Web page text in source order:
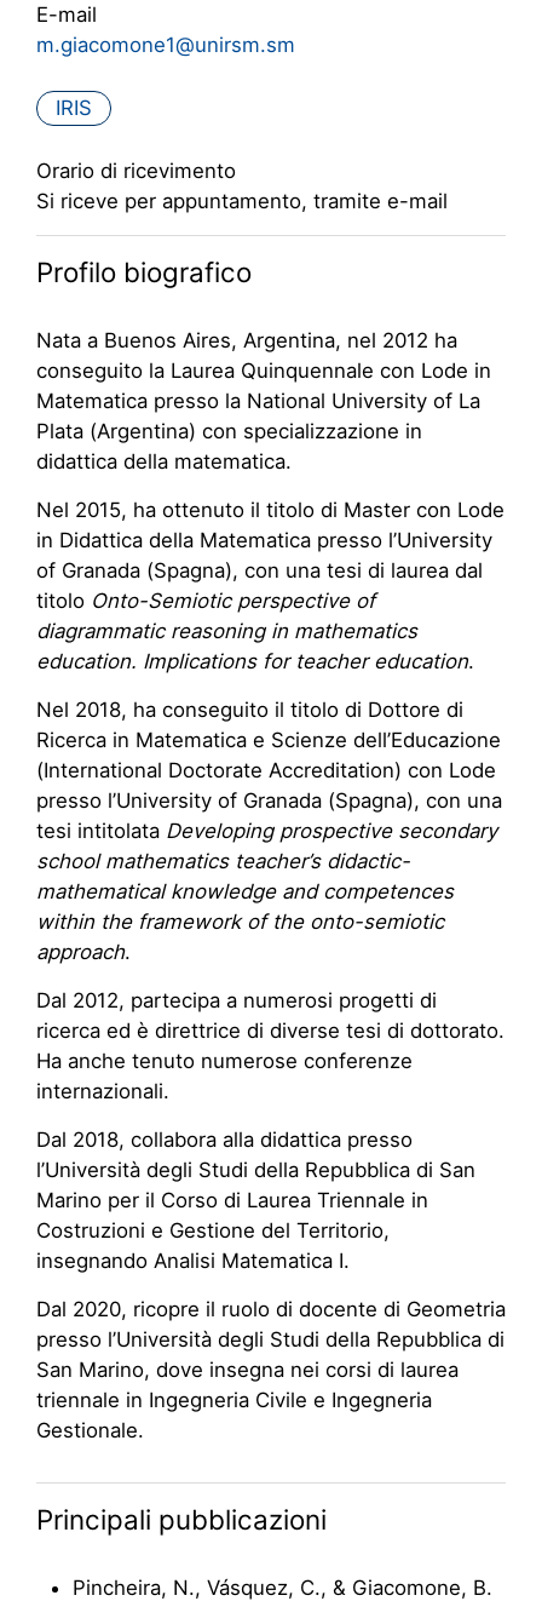
E-mail
m.giacomone1@unirsm.sm
IRIS
Orario di ricevimento
Si riceve per appuntamento, tramite e-mail
Profilo biografico
Nata a Buenos Aires, Argentina, nel 2012 ha
conseguito la Laurea Quinquennale con Lode in
Matematica presso la National University of La
Plata (Argentina) con specializzazione in
didattica della matematica.
Nel 2015, ha ottenuto il titolo di Master con Lode
in Didattica della Matematica presso l’University
of Granada (Spagna), con una tesi di laurea dal
titolo Onto-Semiotic perspective of
diagrammatic reasoning in mathematics
education. Implications for teacher education.
Nel 2018, ha conseguito il titolo di Dottore di
Ricerca in Matematica e Scienze dell’Educazione
(International Doctorate Accreditation) con Lode
presso l’University of Granada (Spagna), con una
tesi intitolata Developing prospective secondary
school mathematics teacher’s didactic-
mathematical knowledge and competences
within the framework of the onto-semiotic
approach.
Dal 2012, partecipa a numerosi progetti di
ricerca ed è direttrice di diverse tesi di dottorato.
Ha anche tenuto numerose conferenze
internazionali.
Dal 2018, collabora alla didattica presso
l’Università degli Studi della Repubblica di San
Marino per il Corso di Laurea Triennale in
Costruzioni e Gestione del Territorio,
insegnando Analisi Matematica I.
Dal 2020, ricopre il ruolo di docente di Geometria
presso l’Università degli Studi della Repubblica di
San Marino, dove insegna nei corsi di laurea
triennale in Ingegneria Civile e Ingegneria
Gestionale.
Principali pubblicazioni
Pincheira, N., Vásquez, C., & Giacomone, B.